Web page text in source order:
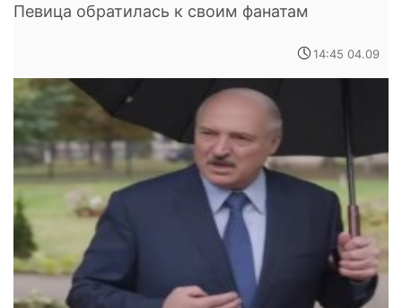
Певица обратилась к своим фанатам
14:45 04.09